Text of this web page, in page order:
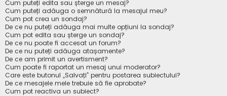
Cum puteți edita sau șterge un mesaj?
Cum puteți adăuga o semnătură la mesajul meu?
Cum pot crea un sondaj?
De ce nu puteți adăuga mai multe opțiuni la sondaj?
Cum pot edita sau șterge un sondaj?
De ce nu poate fi accesat un forum?
De ce nu puteți adăuga atașamente?
De ce am primit un avertisment?
Cum poate fi raportat un mesaj unui moderator?
Care este butonul „Salvați” pentru postarea subiectului?
De ce mesajele mele trebuie să fie aprobate?
Cum pot reactiva un subiect?